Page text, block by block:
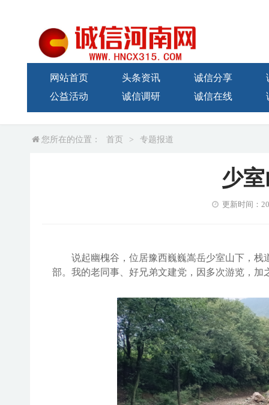
网站首页 头条资讯 诚信分享
公益活动
诚信调研 诚信在线
您所在的位置： 首页 > 专题报道
少
更新时间：
说起幽槐谷 ， 位居豫西巍巍嵩岳少室山下 ， 栈
部。 我的老同事、好兄弟文建党 ， 因 多次游览，加